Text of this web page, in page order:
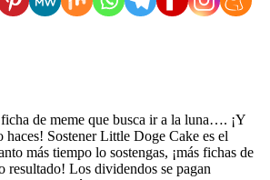
de meme que busca ir a la luna…. ¡Y
haces! Sostener Little Doge Cake es el
más tiempo lo sostengas, ¡más fichas de
resultado! Los dividendos se pagan